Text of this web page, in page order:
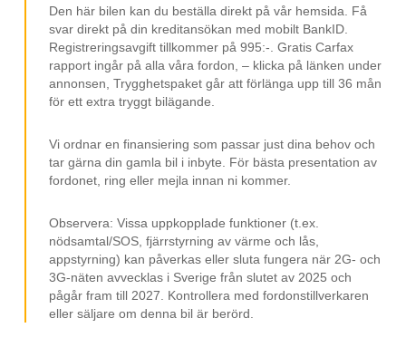
Klädsel (tyg)
Digitalradio (DAB)
Apple carplay
Android Auto
17" fälgar
ISOFIX
Räckvidd upp till 435 km (WLTP)
Räckvidd upp till 583 km Stad (WLTP)
Leasebar till företag
Den här bilen kan du beställa direkt på vår hemsida. Få
svar direkt på din kreditansökan med mobilt BankID.
Registreringsavgift tillkommer på 995:-. Gratis Carfax
rapport ingår på alla våra fordon, – klicka på länken under
annonsen, Trygghetspaket går att förlänga upp till 36 mån
för ett extra tryggt bilägande.
Vi ordnar en finansiering som passar just dina behov och
tar gärna din gamla bil i inbyte. För bästa presentation av
fordonet, ring eller mejla innan ni kommer.
Observera: Vissa uppkopplade funktioner (t.ex.
nödsamtal/SOS, fjärrstyrning av värme och lås,
appstyrning) kan påverkas eller sluta fungera när 2G- och
3G-näten avvecklas i Sverige från slutet av 2025 och
pågår fram till 2027. Kontrollera med fordonstillverkaren
eller säljare om denna bil är berörd.